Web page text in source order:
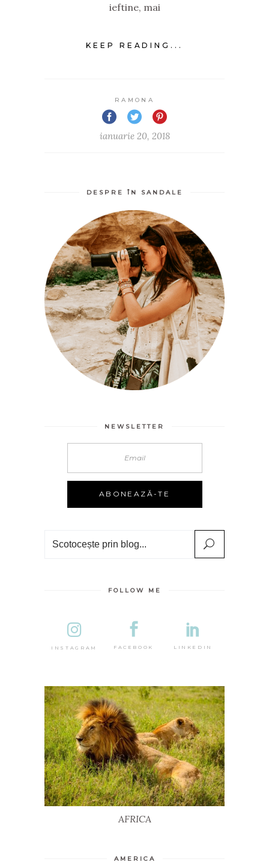
ieftine, mai
KEEP READING...
RAMONA
ianuarie 20, 2018
DESPRE ÎN SANDALE
NEWSLETTER
Search
FOLLOW ME
INSTAGRAM FACEBOOK LINKEDIN
AFRICA
AMERICA